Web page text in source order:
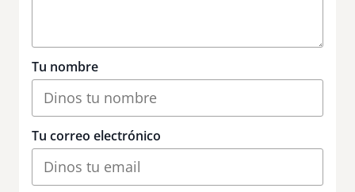
Tu nombre
Tu correo electrónico